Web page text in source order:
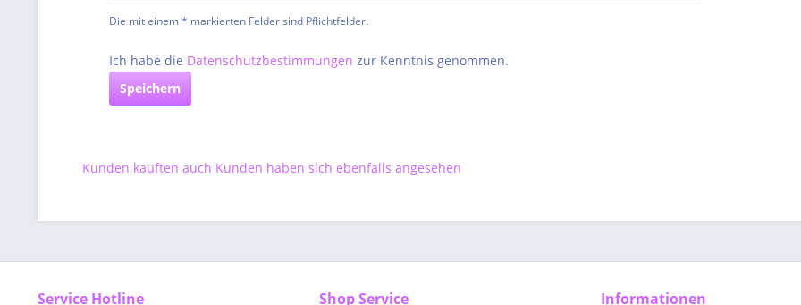
Die mit einem * markierten Felder sind Pflichtfelder.
Ich habe die Datenschutzbestimmungen zur Kenntnis genommen.
Speichern
Kunden kauften auch Kunden haben sich ebenfalls angesehen
Service Hotline Shop Service Informationen